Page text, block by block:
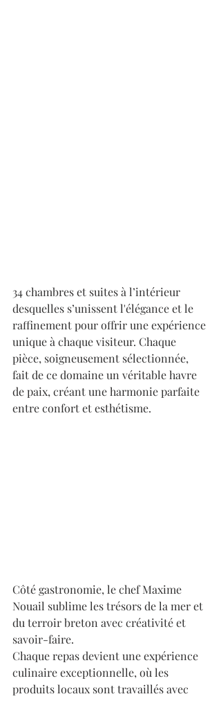
34 chambres et suites à l’intérieur
desquelles s’unissent l'élégance et le
raffinement pour offrir une expérience
unique à chaque visiteur. Chaque
pièce, soigneusement sélectionnée,
fait de ce domaine un véritable havre
de paix, créant une harmonie parfaite
entre confort et esthétisme.
Côté gastronomie, le chef Maxime
Nouail sublime les trésors de la mer et
du terroir breton avec créativité et
savoir-faire.
Chaque repas devient une expérience
culinaire exceptionnelle, où les
produits locaux sont travaillés avec